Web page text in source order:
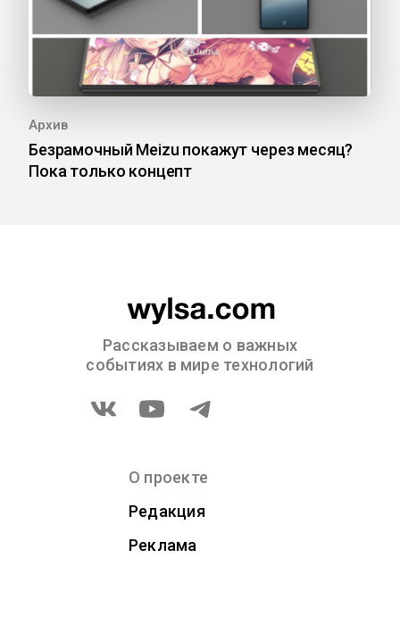
Архив
Безрамочный Meizu покажут через месяц?
Пока только концепт
Рассказываем о важных
событиях в мире технологий
О проекте
Редакция
Реклама